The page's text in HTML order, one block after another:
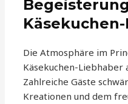
Die Atmosphäre im
Käsekuchen-Liebhaber
Zahlreiche Gäste
Kreationen und dem